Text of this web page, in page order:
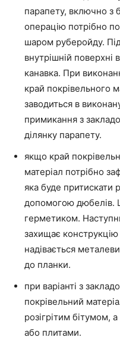
парапету, включно з
операцію потрібно
шаром руберойду.
внутрішній поверхні
канавка. При
край покрівельного
заводиться в
примикання з
ділянку парапету.
якщо край
матеріал потрібно
яка буде притискати
допомогою дюбелів.
герметиком.
захищає конструкцію
надівається
до планки.
при варіанті з
покрівельний
розігрітим бітумом,
або плитами.